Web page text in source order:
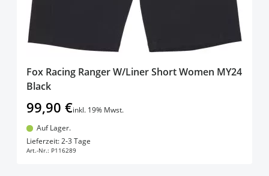
Fox Racing Ranger W/Liner Short Women MY24
Black
99,90 €inkl. 19% Mwst.
Auf Lager.
Lieferzeit: 2-3 Tage
Art.-Nr.: P116289